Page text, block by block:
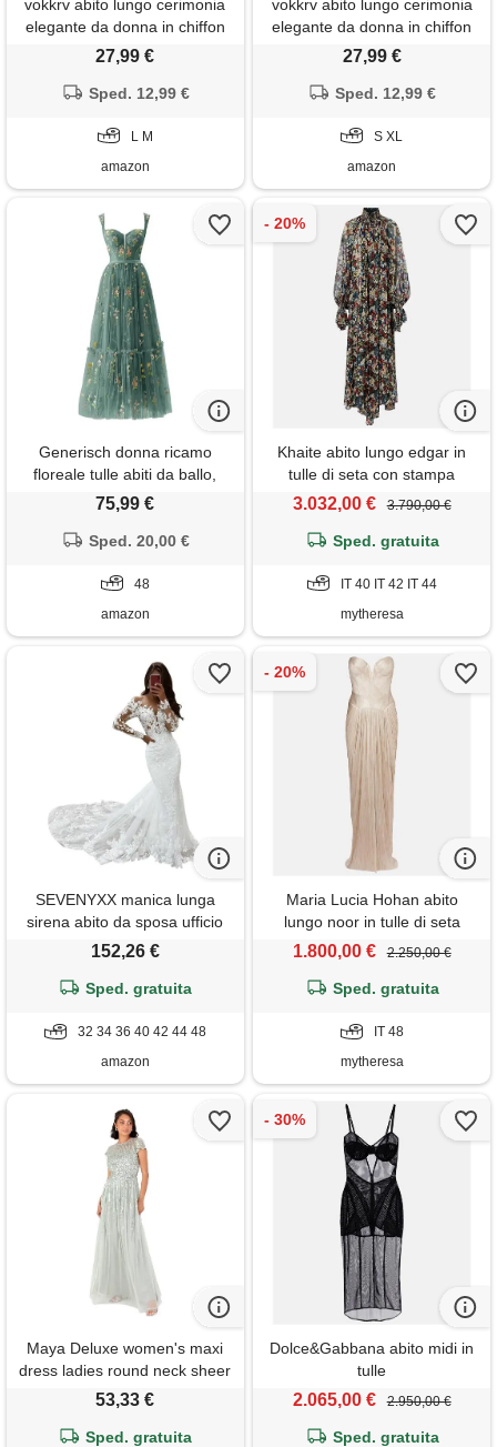
vokkrv abito lungo cerimonia
elegante da donna in chiffon
vestiti a manica 3/4 tinta unita
pieghetta ricama trasparante
tulle sera patchwork estivi
27,99 €
Sped. 12,99 €
L M
amazon
vokkrv abito lungo cerimonia
elegante da donna in chiffon
vestiti a manica 3/4 tinta unita
pieghetta ricama trasparante
tulle sera patchwork estivi
27,99 €
Sped. 12,99 €
S XL
amazon
Generisch donna ricamo
floreale tulle abiti da ballo,
corsetto lungo spaghetti fata
vestito da festa, verde scuro,
75,99 €
Sped. 20,00 €
48
amazon
Khaite abito lungo edgar in
tulle di seta con stampa
floreale
3.032,00 € 3.790,00 €
Sped. gratuita
IT 40 IT 42 IT 44
mytheresa
SEVENYXX manica lunga
sirena abito da sposa ufficio
civile abiti da sposa tulle abiti
40
152,26 €
Sped. gratuita
32 34 36 40 42 44 48
amazon
Maria Lucia Hohan abito
lungo noor in tulle di seta
1.800,00 € 2.250,00 €
Sped. gratuita
IT 48
mytheresa
Maya Deluxe women's maxi
dress ladies round neck sheer
cap sleeve sequin
embellished tulle a-line
evening occasion prom ball
53,33 €
Sped. gratuita
Dolce&Gabbana abito midi in
tulle
2.065,00 € 2.950,00 €
Sped. gratuita